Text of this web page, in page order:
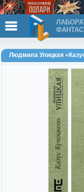
Людмила Улицкая